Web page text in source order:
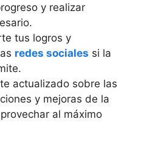
y realizar
tus logros y
redes sociales si la
actualizado sobre las
y mejoras de la
al máximo